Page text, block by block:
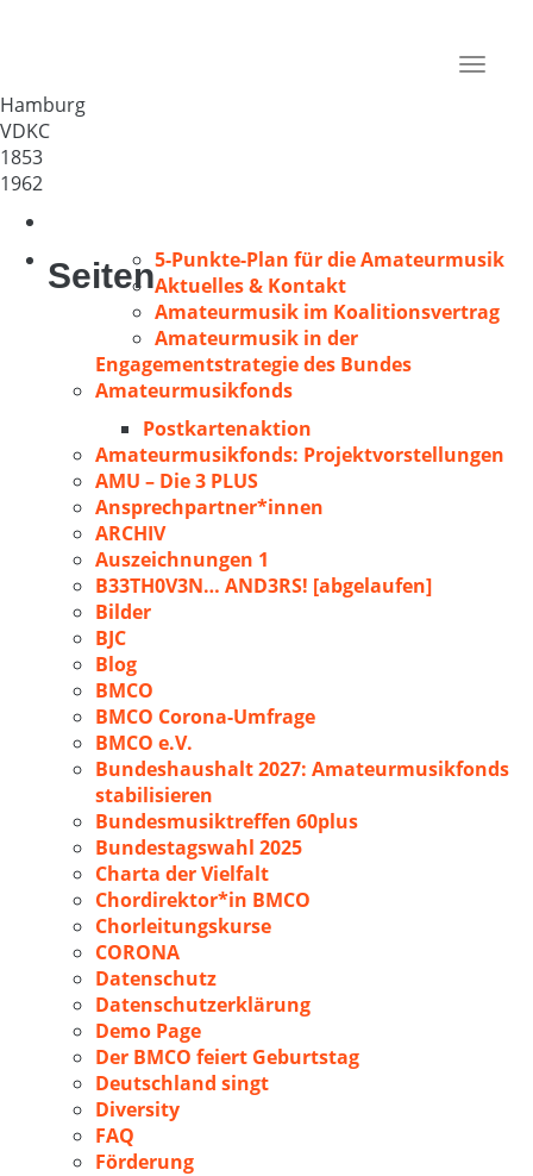
Toggle
Hamburg
VDKC
1853
1962
Seiten5-Punkte-Plan für die Amateurmusik
Aktuelles & Kontakt
Amateurmusik im Koalitionsvertrag
Amateurmusik in der
Engagementstrategie des Bundes
Amateurmusikfonds
Postkartenaktion
Amateurmusikfonds: Projektvorstellungen
AMU – Die 3 PLUS
Ansprechpartner*innen
ARCHIV
Auszeichnungen 1
B33TH0V3N… AND3RS! [abgelaufen]
Bilder
BJC
Blog
BMCO
BMCO Corona-Umfrage
BMCO e.V.
Bundeshaushalt 2027: Amateurmusikfonds
stabilisieren
Bundesmusiktreffen 60plus
Bundestagswahl 2025
Charta der Vielfalt
Chordirektor*in BMCO
Chorleitungskurse
CORONA
Datenschutz
Datenschutzerklärung
Demo Page
Der BMCO feiert Geburtstag
Deutschland singt
Diversity
FAQ
Förderung